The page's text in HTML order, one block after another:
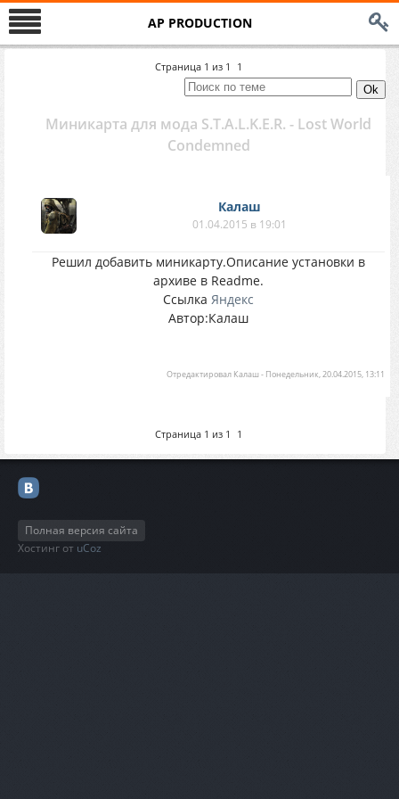
AP PRODUCTION
Страница 1 из 1 1
Миникарта для мода S.T.A.L.K.E.R. - Lost World
Condemned
Калаш
01.04.2015 в 19:01
Решил добавить миникарту.Описание установки в
архиве в Readme.
Ссылка Яндекс
Автор:Калаш
Отредактировал Калаш- Понедельник, 20.04.2015, 13:11
Страница 1 из 1 1
Полная версия сайта
Хостинг от uCoz